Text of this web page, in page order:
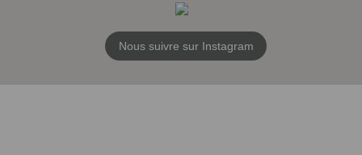
Nous suivre sur Instagram